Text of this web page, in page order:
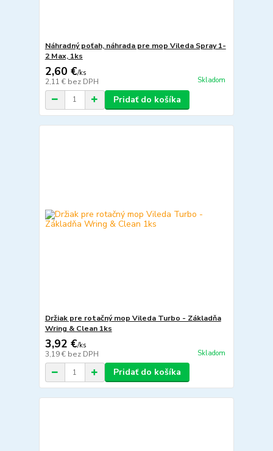
Náhradný poťah, náhrada pre mop Vileda Spray 1-
2 Max, 1ks
2,60 €/ks
2,11 € bez DPH Skladom
Pridať do košíka
Držiak pre rotačný mop Vileda Turbo - Základňa
Wring & Clean 1ks
3,92 €/ks
3,19 € bez DPH Skladom
Pridať do košíka